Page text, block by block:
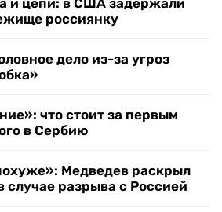
и цепи: в США задержали
россиянку
дело из-за угроз
что стоит за первым
в Сербию
Медведев раскрыл
случае разрыва с Россией